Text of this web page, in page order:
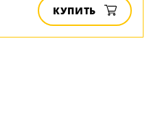
КУПИТЬ